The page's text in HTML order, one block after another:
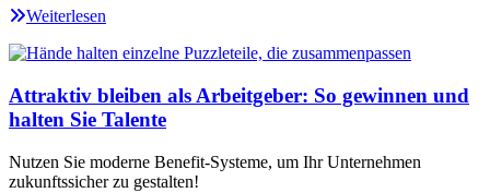
Weiterlesen
Attraktiv bleiben als Arbeitgeber: So gewinnen und
halten Sie Talente
Nutzen Sie moderne Benefit-Systeme, um Ihr Unternehmen
zukunftssicher zu gestalten!